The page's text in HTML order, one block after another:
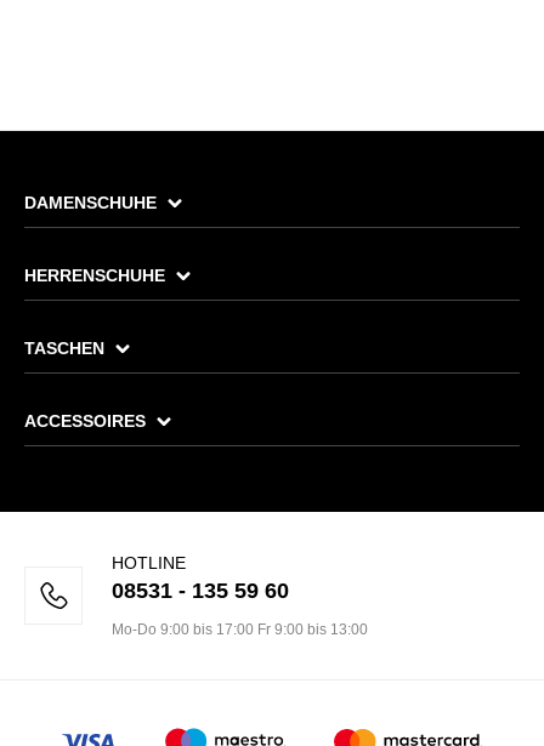
DAMENSCHUHE
HERRENSCHUHE
TASCHEN
ACCESSOIRES
HOTLINE
08531 - 135 59 60
Mo-Do 9:00 bis 17:00 Fr 9:00 bis 13:00